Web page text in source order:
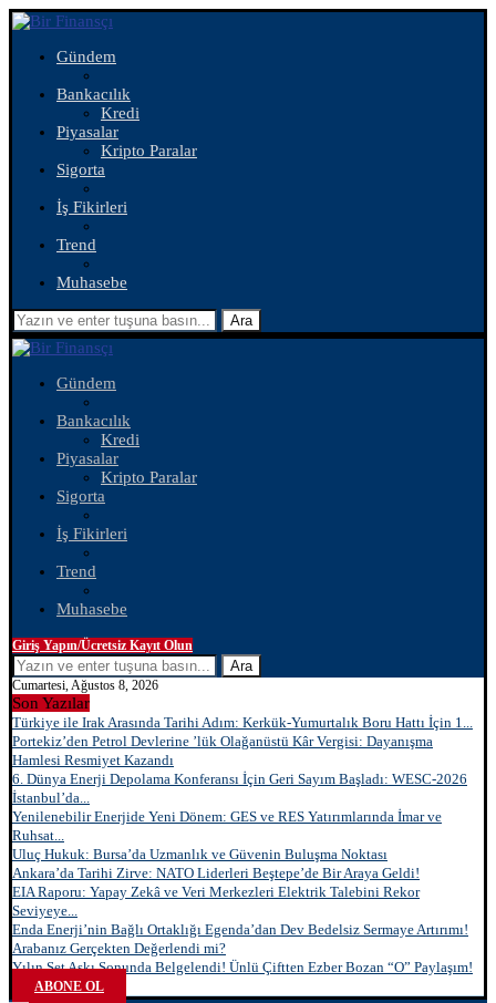
Gündem
Bankacılık
Kredi
Piyasalar
Kripto Paralar
Sigorta
İş Fikirleri
Trend
Muhasebe
Ara
Gündem
Bankacılık
Kredi
Piyasalar
Kripto Paralar
Sigorta
İş Fikirleri
Trend
Muhasebe
Giriş Yapın/Ücretsiz Kayıt Olun
Ara
Cumartesi, Ağustos 8, 2026
Son Yazılar
Türkiye ile Irak Arasında Tarihi Adım: Kerkük-Yumurtalık Boru Hattı İçin 1...
Portekiz’den Petrol Devlerine ’lük Olağanüstü Kâr Vergisi: Dayanışma
Hamlesi Resmiyet Kazandı
6. Dünya Enerji Depolama Konferansı İçin Geri Sayım Başladı: WESC-2026
İstanbul’da...
Yenilenebilir Enerjide Yeni Dönem: GES ve RES Yatırımlarında İmar ve
Ruhsat...
Uluç Hukuk: Bursa’da Uzmanlık ve Güvenin Buluşma Noktası
Ankara’da Tarihi Zirve: NATO Liderleri Beştepe’de Bir Araya Geldi!
EIA Raporu: Yapay Zekâ ve Veri Merkezleri Elektrik Talebini Rekor
Seviyeye...
Enda Enerji’nin Bağlı Ortaklığı Egenda’dan Dev Bedelsiz Sermaye Artırımı!
Arabanız Gerçekten Değerlendi mi?
Yılın Set Aşkı Sonunda Belgelendi! Ünlü Çiftten Ezber Bozan “O” Paylaşım!
ABONE OL